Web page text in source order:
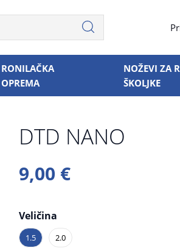
RONILAČKA
OPREMA
NOŽEVI ZA
ŠKOLJKE
DTD NANO
9,00 €
Veličina
1.5 2.0